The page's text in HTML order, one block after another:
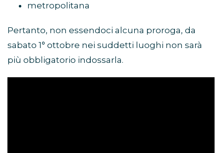
metropolitana
Pertanto, non essendoci alcuna proroga, da
sabato 1° ottobre nei suddetti luoghi non sarà
più obbligatorio indossarla.